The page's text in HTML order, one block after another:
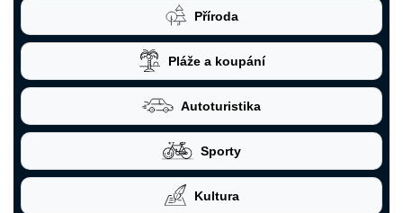
Příroda
Pláže a koupání
Autoturistika
Sporty
Kultura